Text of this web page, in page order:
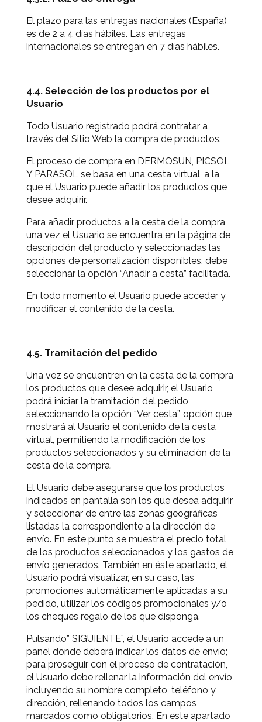
El plazo para las entregas nacionales (España)
es de 2 a 4 días hábiles. Las entregas
internacionales se entregan en 7 días hábiles.
4.4. Selección de los productos por el
Usuario
Todo Usuario registrado podrá contratar a
través del Sitio Web la compra de productos.
El proceso de compra en DERMOSUN, PICSOL
Y PARASOL se basa en una cesta virtual, a la
que el Usuario puede añadir los productos que
desee adquirir.
Para añadir productos a la cesta de la compra,
una vez el Usuario se encuentra en la página de
descripción del producto y seleccionadas las
opciones de personalización disponibles, debe
seleccionar la opción “Añadir a cesta” facilitada.
En todo momento el Usuario puede acceder y
modificar el contenido de la cesta.
4.5. Tramitación del pedido
Una vez se encuentren en la cesta de la compra
los productos que desee adquirir, el Usuario
podrá iniciar la tramitación del pedido,
seleccionando la opción “Ver cesta”, opción que
mostrará al Usuario el contenido de la cesta
virtual, permitiendo la modificación de los
productos seleccionados y su eliminación de la
cesta de la compra.
El Usuario debe asegurarse que los productos
indicados en pantalla son los que desea adquirir
y seleccionar de entre las zonas geográficas
listadas la correspondiente a la dirección de
envío. En este punto se muestra el precio total
de los productos seleccionados y los gastos de
envío generados. También en éste apartado, el
Usuario podrá visualizar, en su caso, las
promociones automáticamente aplicadas a su
pedido, utilizar los códigos promocionales y/o
los cheques regalo de los que disponga.
Pulsando” SIGUIENTE”, el Usuario accede a un
panel donde deberá indicar los datos de envío;
para proseguir con el proceso de contratación,
el Usuario debe rellenar la información del envío,
incluyendo su nombre completo, teléfono y
dirección, rellenando todos los campos
marcados como obligatorios. En este apartado